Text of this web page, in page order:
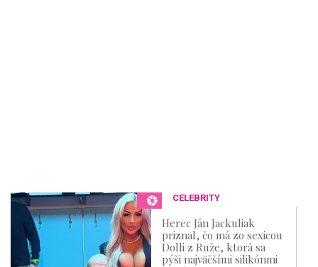
CELEBRITY
Herec Ján Jackuliak
priznal, čo má zo sexicou
Dolli z Ruže, ktorá sa
pýši najväčšími silikónmi